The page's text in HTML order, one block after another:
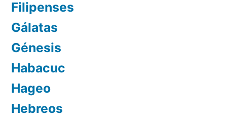
Filipenses
Gálatas
Génesis
Habacuc
Hageo
Hebreos